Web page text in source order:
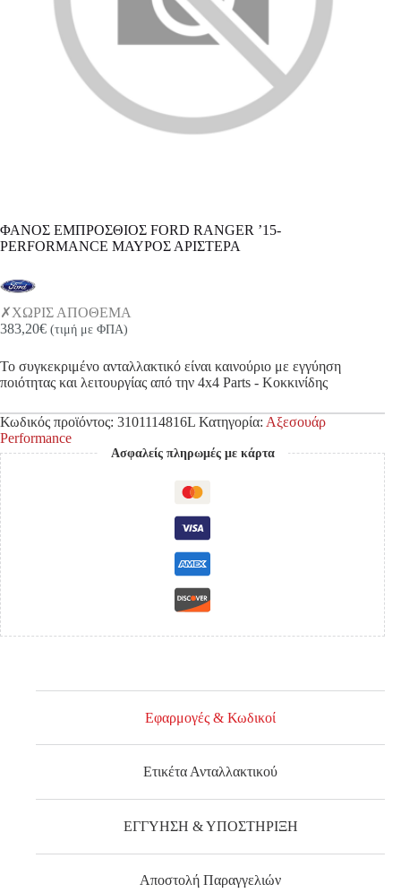
ΦΑΝΟΣ ΕΜΠΡΟΣΘΙΟΣ FORD RANGER ’15-
PERFORMANCE ΜΑΥΡΟΣ ΑΡΙΣΤΕΡΑ
ΧΩΡΙΣ ΑΠΟΘΕΜΑ
383,20€ (τιμή με ΦΠΑ)
Το συγκεκριμένο ανταλλακτικό είναι καινούριο με εγγύηση
ποιότητας και λειτουργίας από την 4x4 Parts - Κοκκινίδης
Κωδικός προϊόντος: 3101114816L Κατηγορία: Αξεσουάρ
Performance
Ασφαλείς πληρωμές με κάρτα
Εφαρμογές & Κωδικοί
Ετικέτα Ανταλλακτικού
ΕΓΓΥΗΣΗ & ΥΠΟΣΤΗΡΙΞΗ
Αποστολή Παραγγελιών